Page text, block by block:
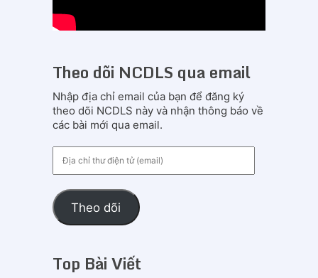
Theo dõi NCDLS qua email
Nhập địa chỉ email của bạn để đăng ký
theo dõi NCDLS này và nhận thông báo về
các bài mới qua email.
chỉ
điện
tử
(email)
Theo dõi
Top Bài Viết